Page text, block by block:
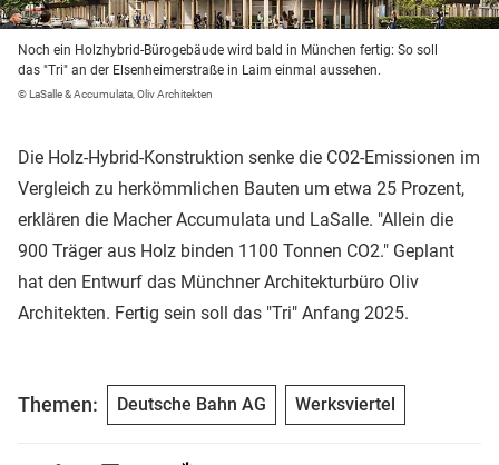
Noch ein Holzhybrid-Bürogebäude wird bald in München fertig: So soll
das "Tri" an der Elsenheimerstraße in Laim einmal aussehen.
© LaSalle & Accumulata, Oliv Architekten
Die Holz-Hybrid-Konstruktion senke die CO2-Emissionen im
Vergleich zu herkömmlichen Bauten um etwa 25 Prozent,
erklären die Macher Accumulata und LaSalle. "Allein die
900 Träger aus Holz binden 1100 Tonnen CO2." Geplant
hat den Entwurf das Münchner Architekturbüro Oliv
Architekten. Fertig sein soll das "Tri" Anfang 2025.
Themen: Deutsche Bahn AG Werksviertel